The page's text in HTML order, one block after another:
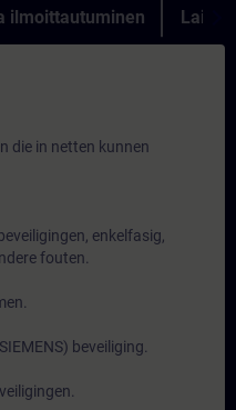
ilmoittautuminen
die in netten kunnen
enkelfasig,
fouten.
beveiliging.